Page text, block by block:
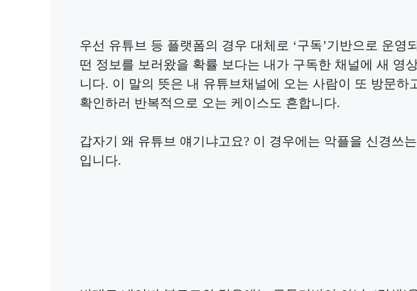
우선 유튜브 등 플랫폼의 경우 대체로 ‘구독’기반으로 운영
떤 정보를 보러왔을 확률 보다는 내가 구독한 채널에 새 영
니다. 이 말의 뜻은 내 유튜브채널에 오는 사람이 또 방문하
확인하러 반복적으로 오는 케이스도 흔합니다.
갑자기 왜 유튜브 얘기냐고요? 이 경우에는 악플을 신경쓰
입니다.